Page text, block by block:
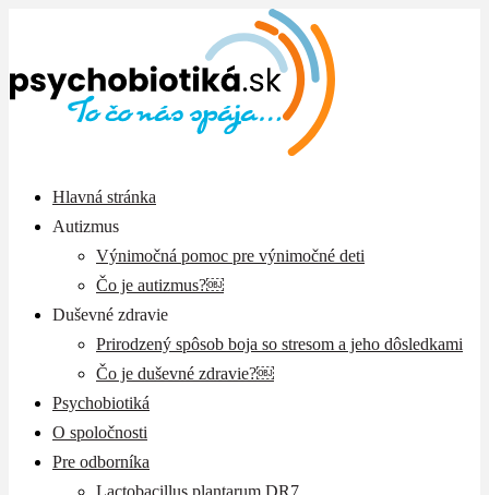
Hlavná stránka
Autizmus
Výnimočná pomoc pre výnimočné deti
Čo je autizmus?￼
Duševné zdravie
Prirodzený spôsob boja so stresom a jeho dôsledkami
Čo je duševné zdravie?￼
Psychobiotiká
O spoločnosti
Pre odborníka
Lactobacillus plantarum DR7